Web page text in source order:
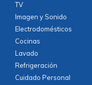
TV
Imagen y Sonido
Electrodomésticos
Cocinas
Lavado
Refrigeración
Cuidado Personal